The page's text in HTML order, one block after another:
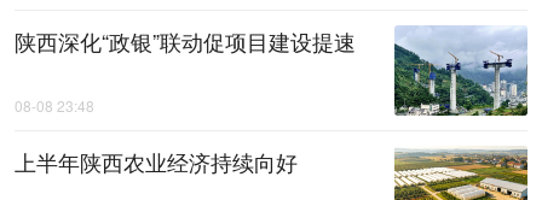
陕西深化“政银”联动促项目建设提速
08-08 23:48
上半年陕西农业经济持续向好